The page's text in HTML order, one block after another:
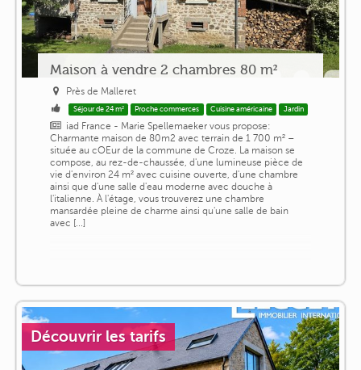
Maison à vendre 2 chambres 80 m²
Près de Malleret
Séjour de 24 m² Proche commerces Cuisine américaine Jardin
iad France - Marie Spellemaeker vous propose:
Charmante maison de 80m2 avec terrain de 1 700 m² –
située au cOEur de la commune de Croze. La maison se
compose, au rez-de-chaussée, d'une lumineuse pièce de
vie d'environ 24 m² avec cuisine ouverte, d'une chambre
ainsi que d'une salle d'eau moderne avec douche à
l'italienne. À l'étage, vous trouverez une chambre
mansardée pleine de charme ainsi qu'une salle de bain
avec [...]
Découvrir les tarifs